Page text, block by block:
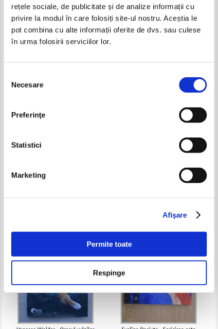
rețele sociale, de publicitate și de analize informații cu
privire la modul în care folosiți site-ul nostru. Aceștia le
pot combina cu alte informații oferite de dvs. sau culese
în urma folosirii serviciilor lor.
consimțământului
Necesare
Preferinţe
Statistici
Marketing
Afişare
Permite toate
Respinge
Gheorghe Iftime - Jocuri logice
pentru prescolari si scolari mici
Pret:50,00Lei 35,00 Lei
Adaugă în coș
Peter Brown - Insula robotilor
Pret: 36,00 Lei
Adaugă în coș
Mercy Falls, volumul 1. Fior
Adaugă în coș
Charles Perrault - Povesti cu
Adaugă în coș